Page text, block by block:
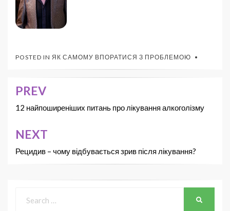
POSTED IN ЯК САМОМУ ВПОРАТИСЯ З ПРОБЛЕМОЮ
PREV
12 найпоширеніших питань про лікування алкоголізму
NEXT
Рецидив – чому відбувається зрив після лікування?